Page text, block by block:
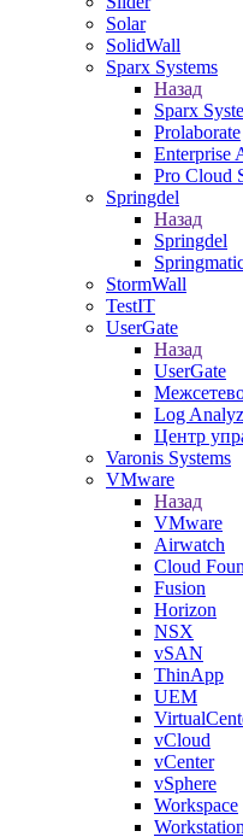
Solar
SolidWall
Sparx Systems
Назад
Sparx
Prolaborate
Enterprise
Pro Cloud
Springdel
Назад
Springdel
StormWall
TestIT
UserGate
Назад
UserGate
Log
Центр
Varonis Systems
VMware
Назад
VMware
Airwatch
Cloud
Fusion
Horizon
NSX
vSAN
ThinApp
UEM
vCloud
vCenter
vSphere
Workspace
Workstation